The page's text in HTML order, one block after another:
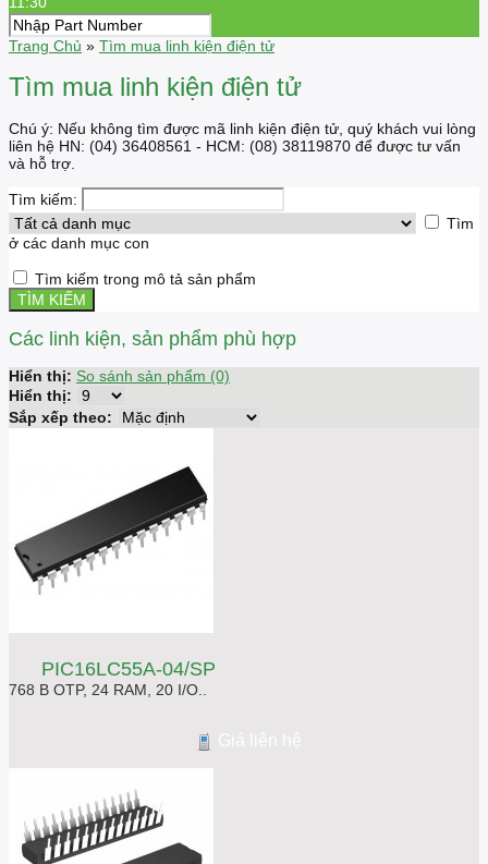
Trang Chủ » Tìm mua linh kiện điện tử
Tìm mua linh kiện điện tử
Chú ý: Nếu không tìm được mã linh kiện điện tử, quý khách vui lòng
liên hệ HN: (04) 36408561 - HCM: (08) 38119870 để được tư vấn
và hỗ trợ.
Tìm kiếm:
Tìm
ở các danh mục con
Tìm kiếm trong mô tả sản phẩm
Các linh kiện, sản phẩm phù hợp
Hiển thị: So sánh sản phẩm (0)
Hiển thị:
Sắp xếp theo:
PIC16LC55A-04/SP
768 B OTP, 24 RAM, 20 I/O..
Giá liên hệ